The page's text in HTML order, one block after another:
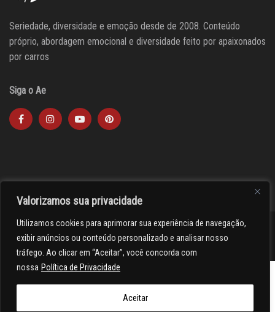
Valorizamos sua privacidade
Utilizamos cookies para aprimorar sua experiência de navegação,
exibir anúncios ou conteúdo personalizado e analisar nosso
tráfego. Ao clicar em “Aceitar”, você concorda com
nossa Política de Privacidade
Aceitar
Seriedade, diversidade e emoção desde de 2008. Conteúdo
próprio, abordagem emocional e diversidade feito por apaixonados
por carros
Siga o Ae
><(((º> 17